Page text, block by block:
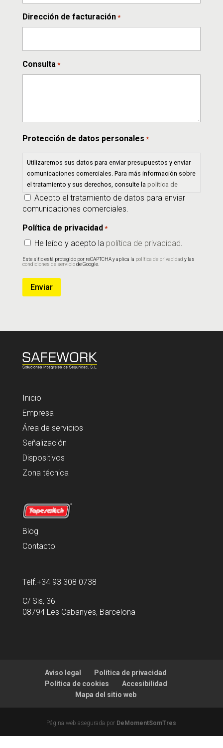
Dirección de facturación *
Consulta *
Protección de datos personales *
Utilizaremos sus datos para enviar presupuestos y enviar
comunicaciones comerciales. Para más información sobre
el tratamiento y sus derechos, consulte la política de
privacidad.
Acepto el tratamiento de datos para enviar
comunicaciones comerciales.
Política de privacidad *
He leído y acepto la política de privacidad.
Este sitio está protegido por reCAPTCHA y aplica la política de privacidad y las
condiciones de serviciode Google.
Enviar
Inicio
Empresa
Área de servicios
Señalización
Dispositivos
Zona técnica
Blog
Contacto
Telf.+34 93 308 0738
C/ Sis, 36
08794 Les Cabanyes, Barcelona
Aviso legal
Política de privacidad
Política de cookies
Accesibilidad
Mapa del sitio web
Página web asegurada por DeMomentSomTres